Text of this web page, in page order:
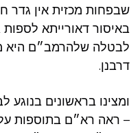
שבפחות מכזית אין גדר
באיסור דאורייתא
לבטלה שלהרמב״ם היא
דרבנן.
ומצינו בראשונים
– ראה רא״ם בתוספות